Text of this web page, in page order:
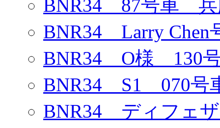
BNR34 87号車
BNR34 Larry Chen
BNR34 O様 130
BNR34 S1 070号
BNR34 ディフェ